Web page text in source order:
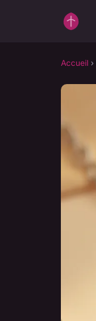
Accueil ›